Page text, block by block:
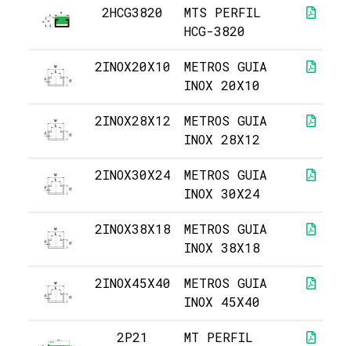
2HCG3820
MTS PERFIL
HCG-3820
2INOX20X10
METROS GUIA
INOX 20X10
2INOX28X12
METROS GUIA
INOX 28X12
2INOX30X24
METROS GUIA
INOX 30X24
2INOX38X18
METROS GUIA
INOX 38X18
2INOX45X40
METROS GUIA
INOX 45X40
2P21
MT PERFIL